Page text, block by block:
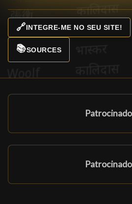
🔗INTEGRE-ME NO SEU SITE!
📚SOURCES